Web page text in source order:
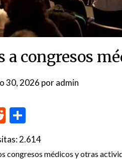
a congresos
30, 2026 poradmin
Reddit
2.614
congresos médicos y otras